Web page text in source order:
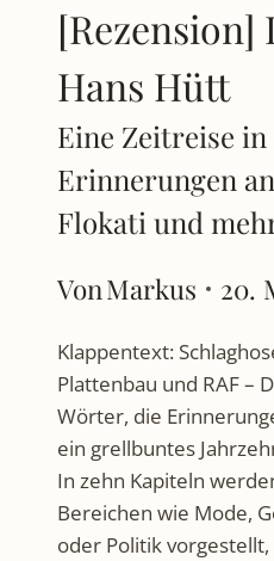
[Rezension]
Hans Hütt
Eine Zeitreise in
Erinnerungen
Flokati und
VonMarkus 20.
Klappentext:
Plattenbau und RAF –
Wörter, die
ein grellbuntes
In zehn Kapiteln
Bereichen wie Mode,
oder Politik